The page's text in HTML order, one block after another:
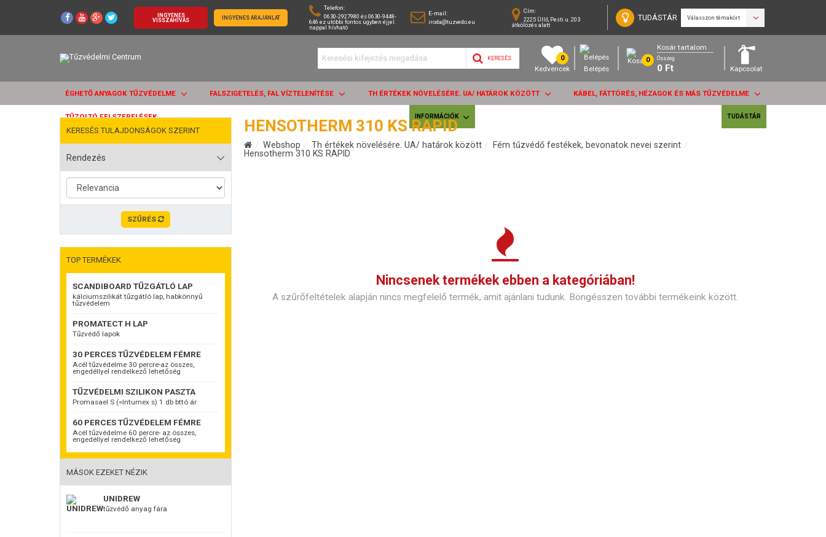
INGYENES
VISSZAHÍVÁS
INGYENES ÁRAJÁNLAT
Telefon:
0630-2927980 és 0630-9448-
646 ez utóbbi fontos ügyben éjjel.
nappal hívható
E-mail:
iroda@tuzvedo.eu
Cím:
2225 Üllő, Pesti u. 203
átkölözés alatt
TUDÁSTÁR Válasszon témakört
KERESÉS 0
Kedvencek Belépés
0
Kosár tartalom
Összeg
0 Ft Kapcsolat
ÉGHETŐ ANYAGOK TŰZVÉDELME FALSZIGETELÉS, FAL VÍZTELENÍTÉSE TH ÉRTÉKEK NÖVELÉSÉRE. UA/ HATÁROK KÖZÖTT KÁBEL, FÁTTÖRÉS, HÉZAGOK ÉS MÁS TŰZVÉDELME
TŰZOLTÓ FELSZERELÉSEK INFORMÁCIÓK TUDÁSTÁR
KERESÉS TULAJDONSÁGOK SZERINT
Rendezés
SZŰRÉS
TOP TERMÉKEK
SCANDIBOARD TŰZGÁTLÓ LAP
kálciumszilikát tűzgátló lap, habkönnyű
tűzvédelem
PROMATECT H LAP
Tűzvédő lapok
30 PERCES TŰZVÉDELEM FÉMRE
Acél tűzvédelme 30 percre-az összes,
engedéllyel rendelkező lehetőség
TŰZVÉDELMI SZILIKON PASZTA
Promasael S (=Intumex s) 1 db bttó ár
60 PERCES TŰZVÉDELEM FÉMRE
Acél tűzvédelme 60 percre- az összes,
engedéllyel rendelkező lehetőség
MÁSOK EZEKET NÉZIK
UNIDREW
tűzvédő anyag fára
HENSOTHERM 310 KS RAPID
Webshop Th értékek növelésére. UA/ határok között
Fém tűzvédő festékek, bevonatok nevei szerint
Hensotherm 310 KS RAPID
Nincsenek termékek ebben a kategóriában!
A szűrőfeltételek alapján nincs megfelelő termék, amit ajánlani tudunk. Böngésszen további termékeink között.